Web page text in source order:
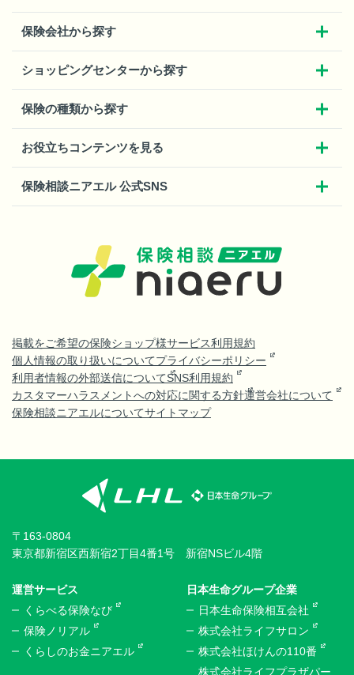
保険会社から探す
ショッピングセンターから探す
保険の種類から探す
お役立ちコンテンツを見る
保険相談ニアエル 公式SNS
掲載をご希望の保険ショップ様サービス利用規約
個人情報の取り扱いについてプライバシーポリシー
利用者情報の外部送信についてSNS利用規約
カスタマーハラスメントへの対応に関する方針運営会社について
保険相談ニアエルについてサイトマップ
〒163-0804
東京都新宿区西新宿2丁目4番1号 新宿NSビル4階
運営サービス
くらべる保険なび
保険ノリアル
くらしのお金ニアエル
日本生命グループ企業
日本生命保険相互会社
株式会社ライフサロン
株式会社ほけんの110番
株式会社ライフプラザパー